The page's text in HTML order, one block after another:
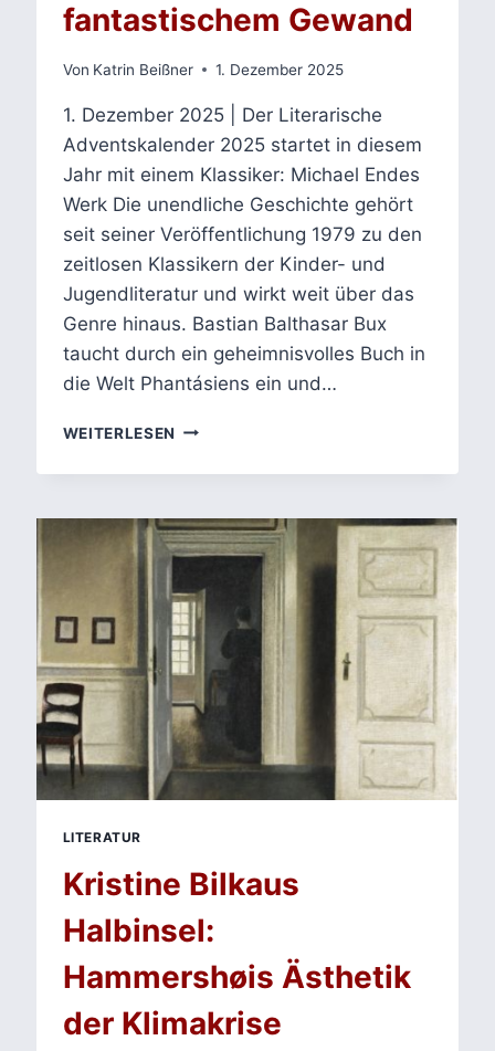
fantastischem Gewand
Von Katrin Beißner 1. Dezember 2025
1. Dezember 2025 | Der Literarische
Adventskalender 2025 startet in diesem
Jahr mit einem Klassiker: Michael Endes
Werk Die unendliche Geschichte gehört
seit seiner Veröffentlichung 1979 zu den
zeitlosen Klassikern der Kinder- und
Jugendliteratur und wirkt weit über das
Genre hinaus. Bastian Balthasar Bux
taucht durch ein geheimnisvolles Buch in
die Welt Phantásiens ein und…
WEITERLESEN MICHAEL
DIE
GESCHICHTE
–
WEISHEIT
IN
FANTASTISCHEM
GEWAND
LITERATUR
Kristine Bilkaus
Halbinsel:
Hammershøis Ästhetik
der Klimakrise